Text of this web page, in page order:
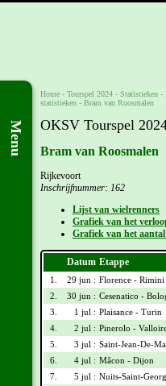
Menu
Home - Tourspel 2024 - Statistieken -
statistieken - Bram van Roosmalen
OKSV Tourspel
Bram van Roosmalen
Rijkevoort
Inschrijfnummer: 162
Lijst van wielrenners
Grafiek van het
Grafiek van het
Datum Etappe
1. 29 jun : Florence - Rimini
2.
30 jun : Cesenatico -
3.
1 jul : Plaisance - Turin
4.
2 jul : Pinerolo -
5.
3 jul : Saint-Jean-De-
6.
4 jul : Mâcon - Dijon
7.
5 jul : Nuits-Saint-